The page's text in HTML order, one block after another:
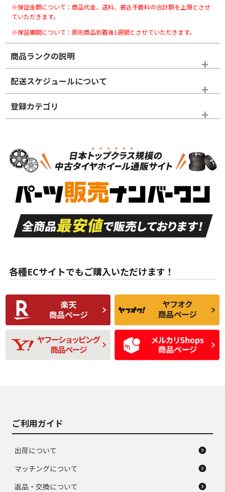
※保証金額について：商品代金、送料、振込手数料の合計額を上限とさせ
ていただきます。
※保証期間について：原則商品到着後1週間とさせていただきます。
商品ランクの説明
※商品ランクは出品者の主観により判断しておりますので、あら
かじめご了承ください。
ホイールランク
S
品）
S
新車外し品（新古
付き
A
走行距離も少なく、
目立つ傷もほとんど
ない中古品
A
走行距離も少なく、
非常に状態の良い中
古品
な中古品
んどない中古品
C
比較的きれいな中古
品
C
られるが、使用に問
題のない中古品
D
使用感や目立つ傷が
あり、一般的な中古
品
D
残り溝も少なく、偏
磨耗がみられ、短期
間使用できるくらい
の中古品
配送スケジュールについて
登録カテゴリ
ホイールのみ
各種ECサイトでもご購入いただけます！
ご利用ガイド
出荷について
マッチングについて
返品・交換について